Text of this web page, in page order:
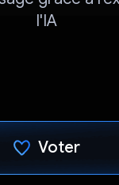
l'IA
Voter